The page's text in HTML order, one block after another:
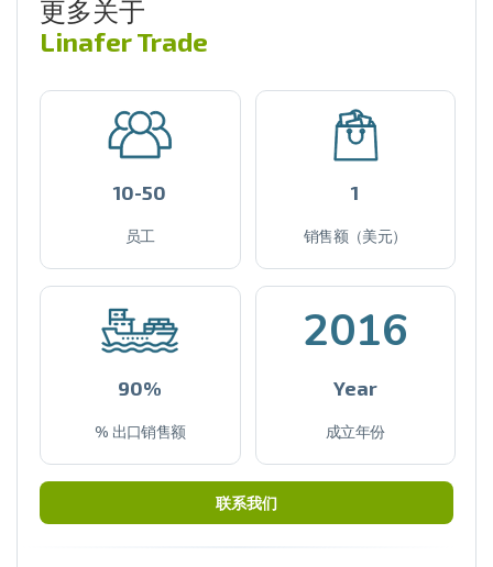
更多关于
Linafer Trade
10-50
员工
1
销售额（美元）
90%
% 出口销售额
2016
Year
成立年份
联系我们